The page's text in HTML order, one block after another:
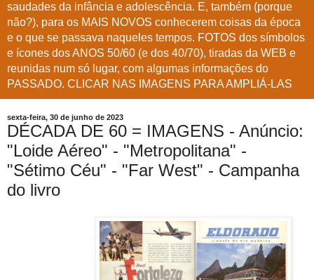
saudades da infância e adolescência. E, também (porque
não?), para os MAIS NOVOS conhecerem coisas da época
e o que se passava naqueles tempos. FOTOS dos símbolos
e ícones dos ANOS 50/60 (e dos 40/70), tiradas da WEB e
reunidas num só lugar, com algumas informações do
PASSADO. CLICAR NAS IMAGENS PARA AMPLIÁ-LAS
sexta-feira, 30 de junho de 2023
DÉCADA DE 60 = IMAGENS - Anúncio:
"Loide Aéreo" - "Metropolitana" -
"Sétimo Céu" - "Far West" - Campanha
do livro